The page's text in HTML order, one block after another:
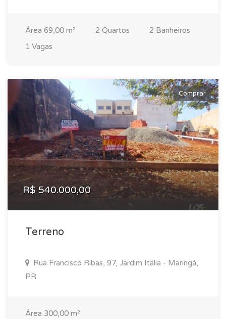
Área 69,00 m² 2 Quartos
2 Banheiros
1 Vagas
Comprar
R$ 540.000,00
Terreno
Rua Francisco Ribas, 97, Jardim Itália - Maringá,
PR
Área 300,00 m²